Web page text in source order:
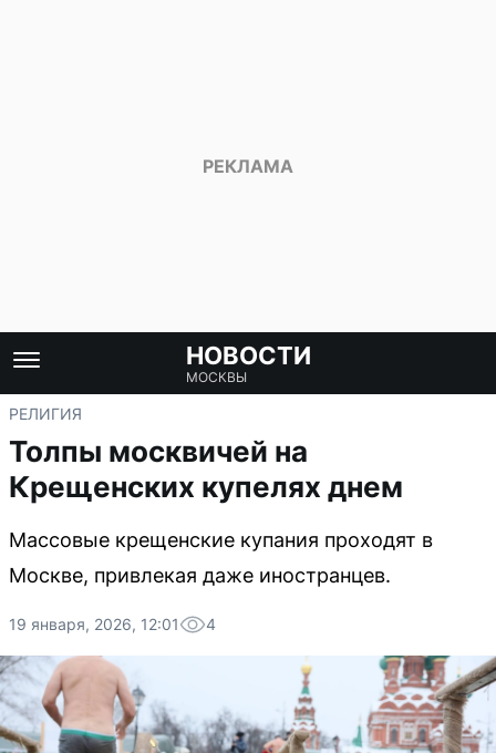
НОВОСТИ
МОСКВЫ
РЕЛИГИЯ
Толпы москвичей на
Крещенских купелях днем
Массовые крещенские купания проходят в
Москве, привлекая даже иностранцев.
19 января, 2026, 12:01 4